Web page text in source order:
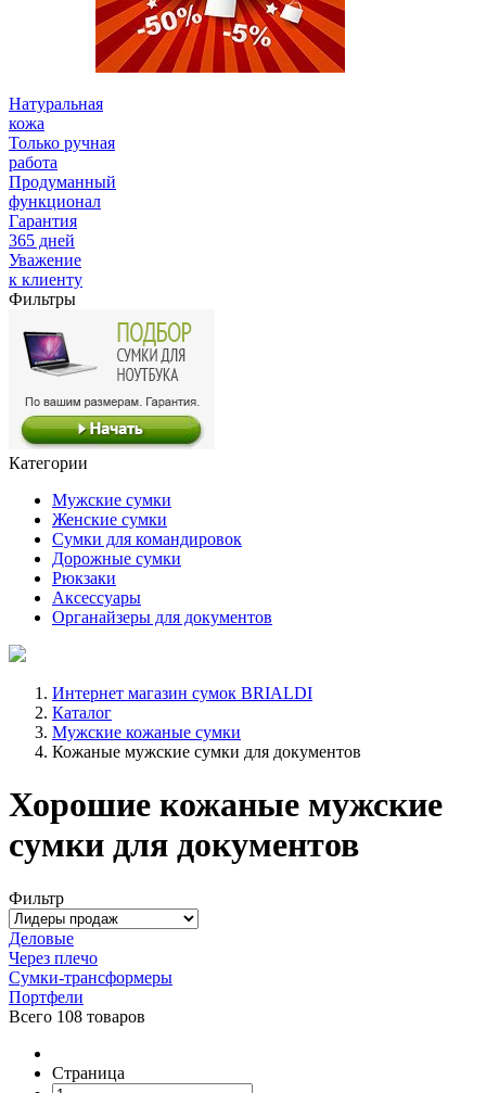
Натуральная
кожа
Только ручная
работа
Продуманный
функционал
Гарантия
365 дней
Уважение
к клиенту
Фильтры
Категории
Мужские сумки
Женские сумки
Сумки для командировок
Дорожные сумки
Рюкзаки
Аксессуары
Органайзеры для документов
Интернет магазин сумок BRIALDI
Каталог
Мужские кожаные сумки
Кожаные мужские сумки для документов
Хорошие кожаные мужские
сумки для документов
Фильтр
Деловые
Через плечо
Сумки-трансформеры
Портфели
Всего 108 товаров
Страница